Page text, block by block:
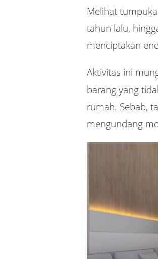
Melihat
tahun lalu,
menciptakan
Aktivitas ini
barang yang
rumah. Sebab,
mengundang